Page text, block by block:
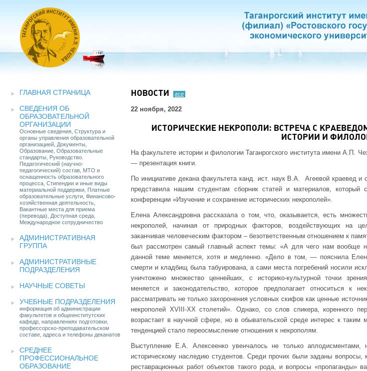
ГЛАВНАЯ СТРАНИЦА
СВЕДЕНИЯ ОБ
ОБРАЗОВАТЕЛЬНОЙ
ОРГАНИЗАЦИИ
Основные сведения, Структура и
органы управления образовательной
организацией, Документы,
Образование, Образовательные
стандарты, Руководство.
Педагогический (научно-
педагогический) состав, МТО и
оснащенность образовательного
процесса, Стипендии и иные виды
материальной поддержки, Платные
образовательные услуги, Финансово-
хозяйственная деятельность,
Вакантные места для приема
(перевода), Доступная среда,
Международное сотрудничество
АДМИНИСТРАТИВНАЯ
ГРУППА
АДМИНИСТРАТИВНЫЕ
ПОДРАЗДЕЛЕНИЯ
НАУЧНЫЕ СОВЕТЫ
УЧЕБНЫЕ ПОДРАЗДЕЛЕНИЯ
информация об администрации
факультетов и общеинститутских
кафедр, направлениях подготовки,
профессорско-преподавательском
составе, адреса и телефоны деканатов
СРЕДНЕЕ
ПРОФЕССИОНАЛЬНОЕ
ОБРАЗОВАНИЕ
НОВОСТИ все
22 ноября, 2022
ИСТОРИЧЕСКИЕ НЕКРОПОЛИ: ВСТРЕЧА С
ИСТОРИИ И
На факультете истории и филологии Таганрогского института имени А.П.
— презентация книги.
По инициативе декана факультета канд. ист. наук В.А. Агеевой краевед и
представила нашим студентам сборник статей и материалов, который
конференции «Изучение и сохранение исторических некрополей».
Елена Александровна рассказала о том, что, оказывается, есть
некрополей, начиная от природных факторов, воздействующих на
заканчивая человеческим фактором – безответственным отношением к
был рассмотрен самый главный аспект темы: «А для чего нам вообще
данной теме меняется, хотя и медленно. «Дело в том, — пояснила
смерти и кладбищ была табуирована, а сами места погребений носили
уничтожено множество ценнейших, с историко-культурной точки
меняется и законодательство, которое предполагает относиться к
рассматривать не только захоронения условных скифов как ценные
некрополей XVIII-XX столетий». Однако, со слов спикера, коренного
возрастает в научной сфере, но в обывательской среде интерес к
тенденцией стало переосмысление отношения к некрополям.
Выступление Е.А. Алексеенко увенчалось не только
историческому наследию студентов. Среди прочих были заданы
реставрационных работ объектов такого рода, и вопросы «пропаганды»